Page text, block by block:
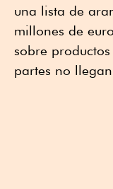
una lista de
millones de
sobre
partes no